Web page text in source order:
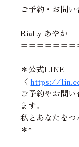
ご予約・お問
RiaLy あやか
＊公式LINE
〈 https://
ご予約やお問
ます。
私とあなたを
＊*